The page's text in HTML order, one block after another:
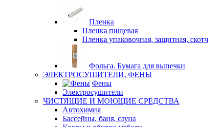
Пленка
Пленка пищевая
Пленка упаковочная, защитная, скотч
Фольга. Бумага для выпечки
ЭЛЕКТРОСУШИТЕЛИ, ФЕНЫ
Фены
Электросушители
ЧИСТЯЩИЕ И МОЮЩИЕ СРЕДСТВА
Автохимия
Бассейны, баня, сауна